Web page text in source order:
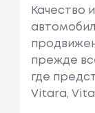
Качество
прежде
где
Vitara,